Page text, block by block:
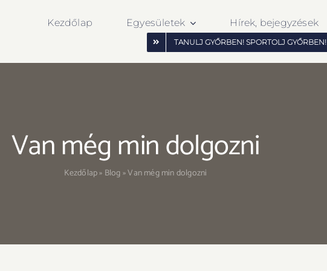
Kezdőlap Egyesületek Hírek, bejegyzések
TANULJ GYŐRBEN! SPORTOLJ GYŐRBEN!
Van még min dolgozni
Kezdőlap» Blog»Van még min dolgozni